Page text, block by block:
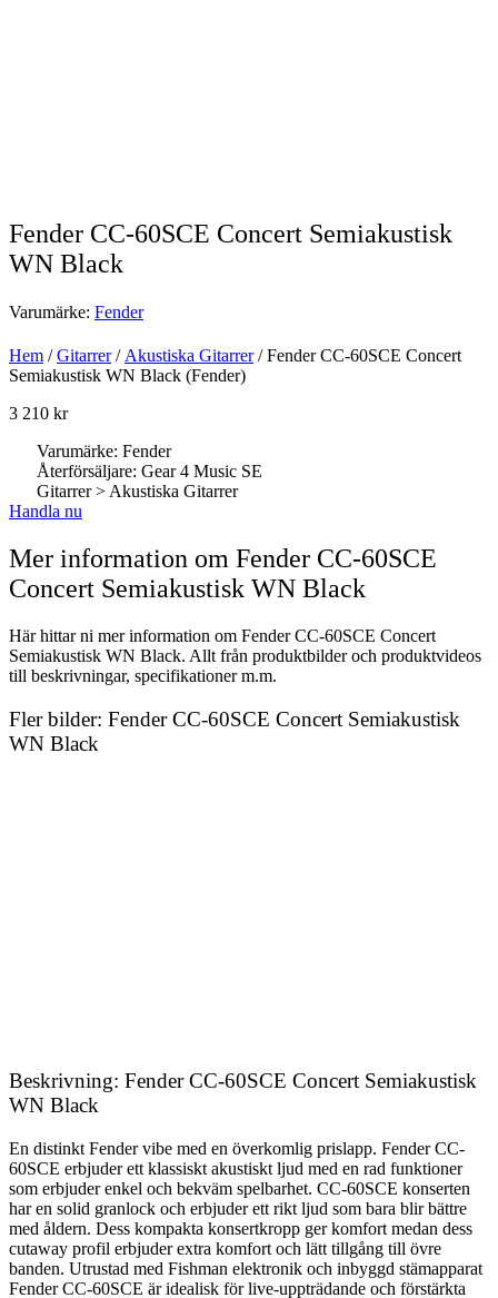
Fender CC-60SCE Concert Semiakustisk
WN Black
Varumärke: Fender
Hem /Gitarrer/Akustiska Gitarrer/ Fender CC-60SCE Concert
Semiakustisk WN Black (Fender)
3 210 kr
Varumärke: Fender
Återförsäljare: Gear 4 Music SE
Gitarrer > Akustiska Gitarrer
Handla nu
Mer information om Fender CC-60SCE
Concert Semiakustisk WN Black
Här hittar ni mer information om Fender CC-60SCE Concert
Semiakustisk WN Black. Allt från produktbilder och produktvideos
till beskrivningar, specifikationer m.m.
Fler bilder: Fender CC-60SCE Concert Semiakustisk
WN Black
Beskrivning: Fender CC-60SCE Concert Semiakustisk
WN Black
En distinkt Fender vibe med en överkomlig prislapp. Fender CC-
60SCE erbjuder ett klassiskt akustiskt ljud med en rad funktioner
som erbjuder enkel och bekväm spelbarhet. CC-60SCE konserten
har en solid granlock och erbjuder ett rikt ljud som bara blir bättre
med åldern. Dess kompakta konsertkropp ger komfort medan dess
cutaway profil erbjuder extra komfort och lätt tillgång till övre
banden. Utrustad med Fishman elektronik och inbyggd stämapparat
Fender CC-60SCE är idealisk för live-uppträdande och förstärkta